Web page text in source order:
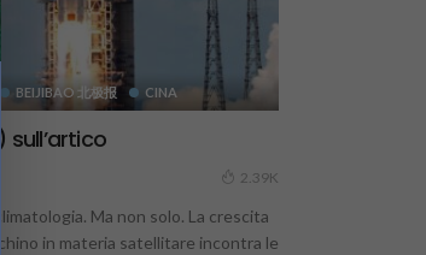
BEIJIBAO 北极报 CINA
sull’artico
2.39K
Ma non solo. La crescita
in materia satellitare incontra le